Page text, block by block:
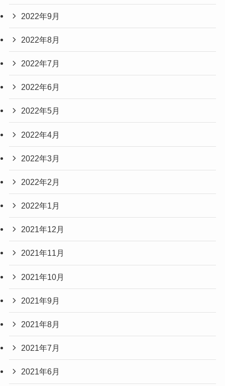
2022年9月
2022年8月
2022年7月
2022年6月
2022年5月
2022年4月
2022年3月
2022年2月
2022年1月
2021年12月
2021年11月
2021年10月
2021年9月
2021年8月
2021年7月
2021年6月